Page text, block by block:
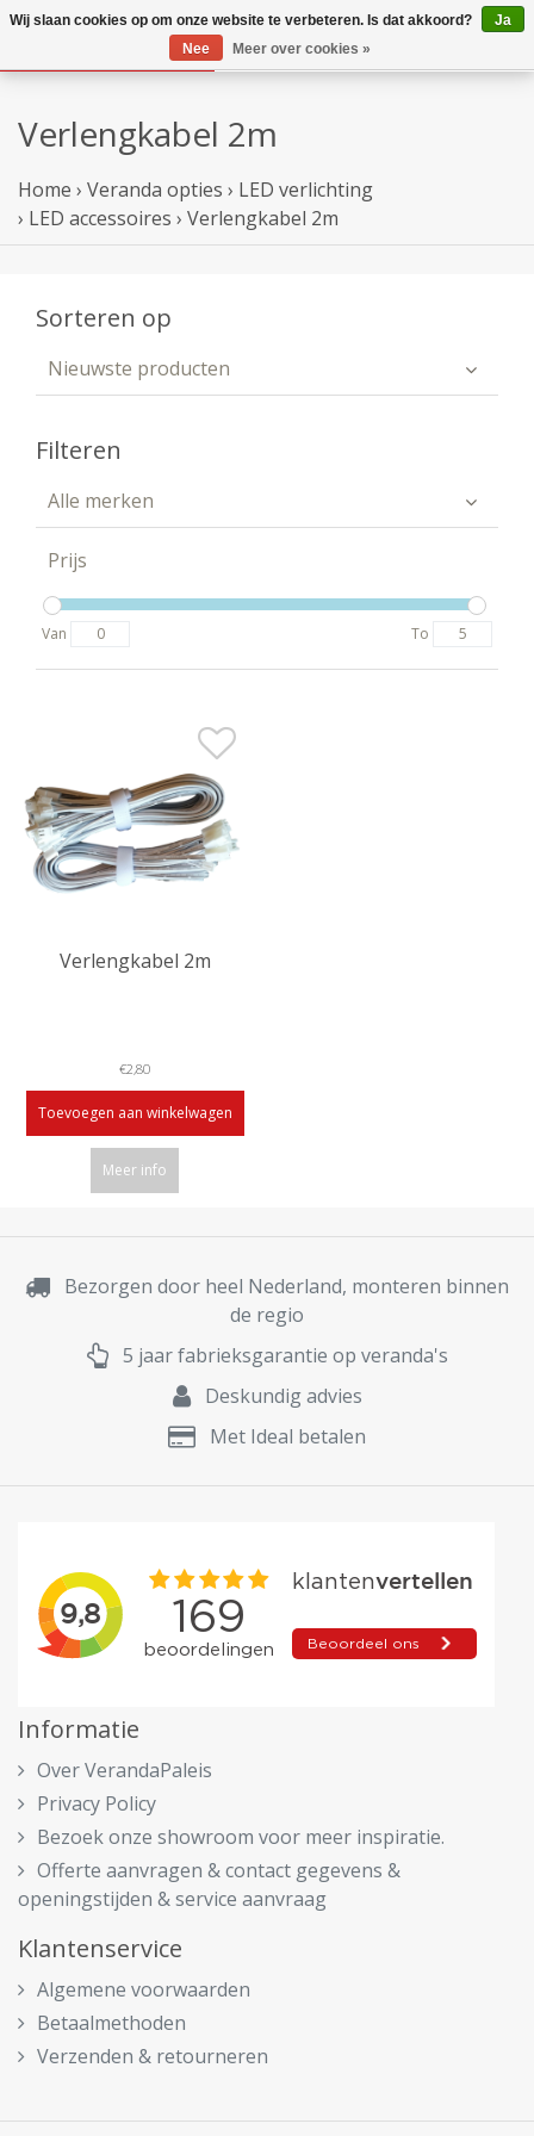
Verlengkabel 2m
Home › Veranda opties › LED verlichting
› LED accessoires › Verlengkabel 2m
Sorteren op
Nieuwste producten
Filteren
Alle merken
Prijs
Van To
Verlengkabel 2m
€2,80
Toevoegen aan winkelwagen
Meer info
Bezorgen door heel Nederland, monteren binnen
de regio
5 jaar fabrieksgarantie op veranda's
Deskundig advies
Met Ideal betalen
Informatie
Over VerandaPaleis
Privacy Policy
Bezoek onze showroom voor meer inspiratie.
Offerte aanvragen & contact gegevens &
openingstijden & service aanvraag
Klantenservice
Algemene voorwaarden
Betaalmethoden
Verzenden & retourneren
Wij slaan cookies op om onze website te verbeteren. Is dat akkoord?
Ja
Nee
Meer over cookies »